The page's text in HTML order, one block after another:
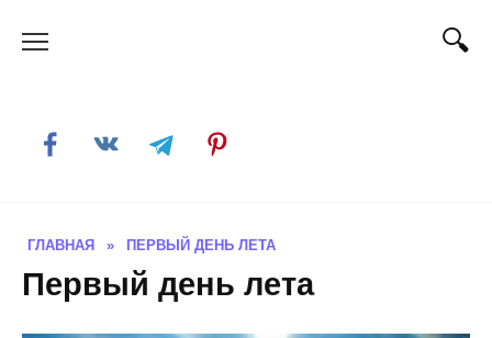
ГЛАВНАЯ » ПЕРВЫЙ ДЕНЬ ЛЕТА
Первый день лета